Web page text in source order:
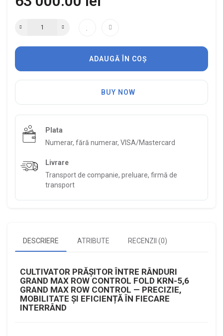
ADAUGĂ ÎN COȘ
BUY NOW
Plata
Numerar, fără numerar, VISA/Mastercard
Livrare
Transport de companie, preluare, firmă de
transport
DESCRIERE ATRIBUTE RECENZII (0)
CULTIVATOR PRĂȘITOR ÎNTRE RÂNDURI
GRAND MAX ROW CONTROL FOLD KRN-5,6
GRAND MAX ROW CONTROL — PRECIZIE,
MOBILITATE ȘI EFICIENȚĂ ÎN FIECARE
INTERRÂND